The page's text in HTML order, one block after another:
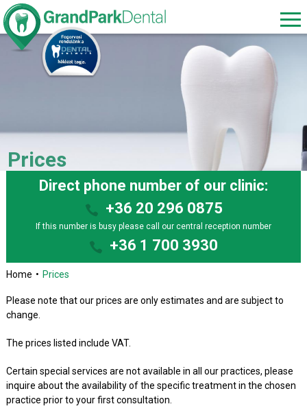
Prices
Direct phone number of our clinic:
+36 20 296 0875
If this number is busy please call our central reception number
+36 1 700 3930
Home Prices
Please note that our prices are only estimates and are subject to
change.
The prices listed include VAT.
Certain special services are not available in all our practices, please
inquire about the availability of the specific treatment in the chosen
practice prior to your first consultation.